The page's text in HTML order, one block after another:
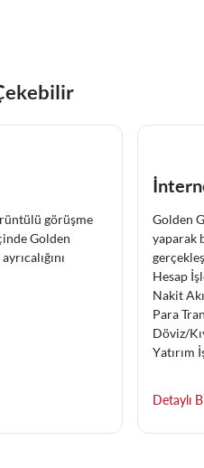
görüşme
Golden
Golden
yaparak
Hesap
Nakit
Para
Döviz/
Yatırım
Detaylı